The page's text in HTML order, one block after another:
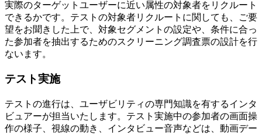
実際のターゲットユーザーに近い属性の対象者をリクルート
できるかです。テストの対象者リクルートに関しても、ご要
望をお聞きした上で、対象セグメントの設定や、条件に合っ
た参加者を抽出するためのスクリーニング調査票の設計を行
ないます。
テスト実施
テストの進行は、ユーザビリティの専門知識を有するインタ
ビュアーが担当いたします。テスト実施中の参加者の画面操
作の様子、視線の動き、インタビュー音声などは、動画デー